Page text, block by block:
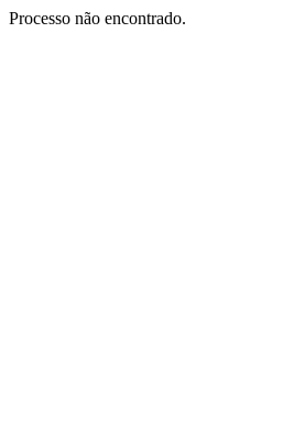
Processo não encontrado.